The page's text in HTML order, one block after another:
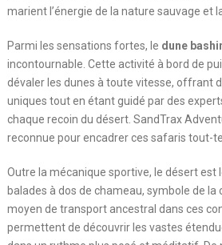
marient l’énergie de la nature sauvage et
Parmi les sensations fortes, le dune
incontournable. Cette activité à bord de
dévaler les dunes à toute vitesse, offrant
uniques tout en étant guidé par des
chaque recoin du désert. SandTrax
reconnue pour encadrer ces safaris tout-
Outre la mécanique sportive, le désert est
balades à dos de chameau, symbole de
moyen de transport ancestral dans ces
permettent de découvrir les vastes